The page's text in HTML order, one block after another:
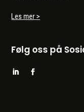
Les mer >
Følg oss på